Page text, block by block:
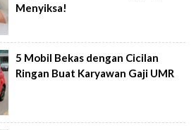
Menyiksa!
5 Mobil Bekas dengan Cicilan
Ringan Buat Karyawan Gaji UMR